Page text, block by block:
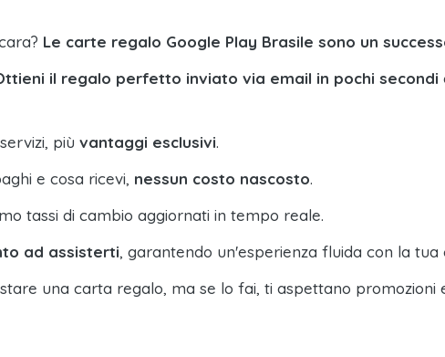
Le carte regalo Google Play Brasile sono un
il regalo perfetto inviato via email in pochi secondi
più vantaggi esclusivi.
e cosa ricevi, nessun costo nascosto.
tassi di cambio aggiornati in tempo reale.
ad assisterti, garantendo un'esperienza fluida con la tua
una carta regalo, ma se lo fai, ti aspettano promozioni